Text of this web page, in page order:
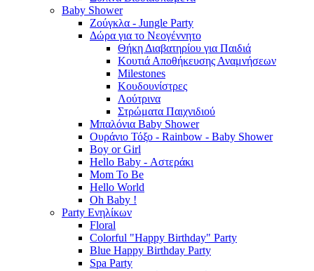
Baby Shower
Ζούγκλα - Jungle Party
Δώρα για το Νεογέννητο
Θήκη Διαβατηρίου για Παιδιά
Κουτιά Αποθήκευσης Αναμνήσεων
Milestones
Κουδουνίστρες
Λούτρινα
Στρώματα Παιχνιδιού
Μπαλόνια Baby Shower
Ουράνιο Τόξο - Rainbow - Baby Shower
Boy or Girl
Hello Baby - Αστεράκι
Mom To Be
Hello World
Oh Baby !
Party Ενηλίκων
Floral
Colorful "Happy Birthday" Party
Blue Happy Birthday Party
Spa Party